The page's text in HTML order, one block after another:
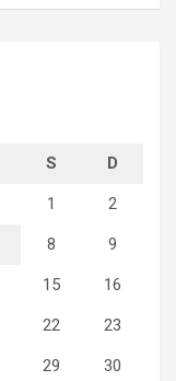
S D
1 2
8 9
15 16
22 23
29 30